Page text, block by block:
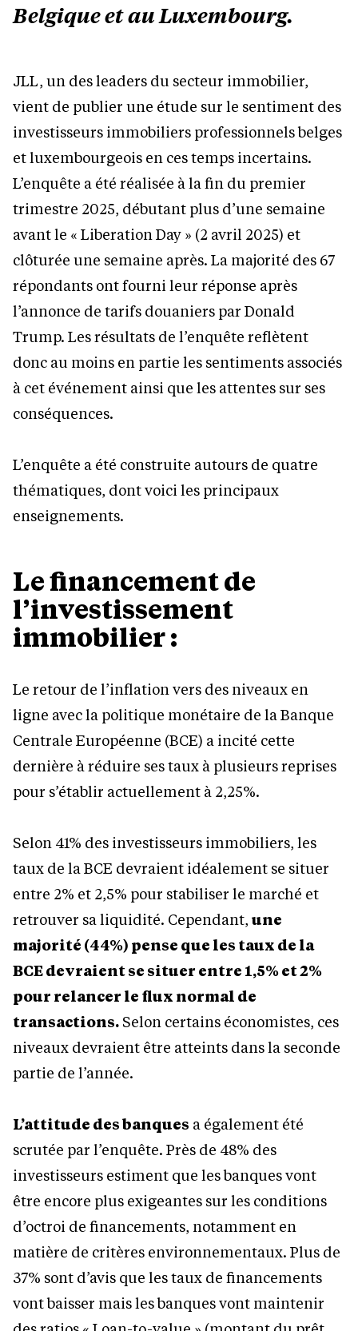
Belgique et au Luxembourg.
JLL, un des leaders du secteur immobilier,
vient de publier une étude sur le sentiment des
investisseurs immobiliers professionnels belges
et luxembourgeois en ces temps incertains.
L’enquête a été réalisée à la fin du premier
trimestre 2025, débutant plus d’une semaine
avant le « Liberation Day » (2 avril 2025) et
clôturée une semaine après. La majorité des 67
répondants ont fourni leur réponse après
l’annonce de tarifs douaniers par Donald
Trump. Les résultats de l’enquête reflètent
donc au moins en partie les sentiments associés
à cet événement ainsi que les attentes sur ses
conséquences.
L’enquête a été construite autours de quatre
thématiques, dont voici les principaux
enseignements.
Le financement de
l’investissement
immobilier :
Le retour de l’inflation vers des niveaux en
ligne avec la politique monétaire de la Banque
Centrale Européenne (BCE) a incité cette
dernière à réduire ses taux à plusieurs reprises
pour s’établir actuellement à 2,25%.
Selon 41% des investisseurs immobiliers, les
taux de la BCE devraient idéalement se situer
entre 2% et 2,5% pour stabiliser le marché et
retrouver sa liquidité. Cependant, une
majorité (44%) pense que les taux de la
BCE devraient se situer entre 1,5% et 2%
pour relancer le flux normal de
transactions. Selon certains économistes, ces
niveaux devraient être atteints dans la seconde
partie de l’année.
L’attitude des banques a également été
scrutée par l’enquête. Près de 48% des
investisseurs estiment que les banques vont
être encore plus exigeantes sur les conditions
d’octroi de financements, notamment en
matière de critères environnementaux. Plus de
37% sont d’avis que les taux de financements
vont baisser mais les banques vont maintenir